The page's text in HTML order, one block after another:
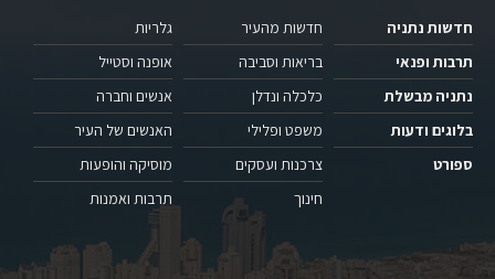
חדשות נתניה
תרבות ופנאי
נתניה מבשלת
בלוגים ודעות
ספורט
חדשות מהעיר
בריאות וסביבה
כלכלה ונדלן
משפט ופלילי
צרכנות ועסקים
חינוך
גלריות
אופנה וסטייל
אנשים וחברה
האנשים של העיר
מוסיקה והופעות
תרבות ואמנות